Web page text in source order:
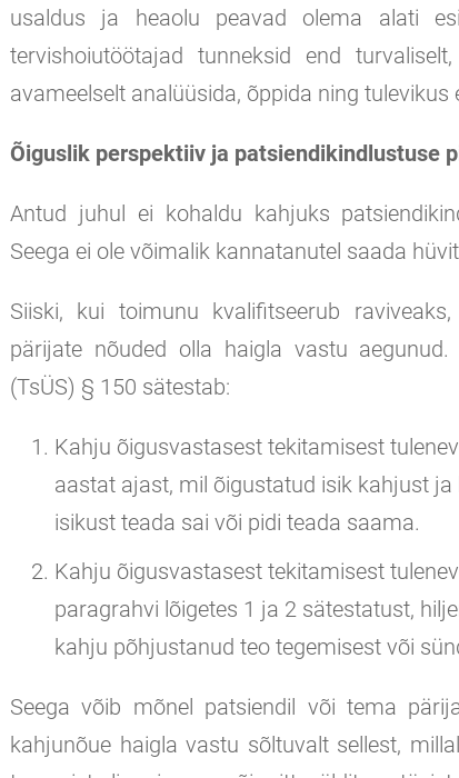
usaldus ja heaolu peavad olema alati
tervishoiutöötajad tunneksid end
avameelselt analüüsida, õppida ning tulevikus
Õiguslik perspektiiv ja patsiendikindlustuse
Antud juhul ei kohaldu kahjuks
Seega ei ole võimalik kannatanutel saada
Siiski, kui toimunu kvalifitseerub
pärijate nõuded olla haigla vastu aegunud.
(TsÜS) § 150 sätestab:
Kahju õigusvastasest tekitamisest
aastat ajast, mil õigustatud isik kahjust
isikust teada sai või pidi teada saama.
Kahju õigusvastasest tekitamisest
paragrahvi lõigetes 1 ja 2 sätestatust,
kahju põhjustanud teo tegemisest või
Seega võib mõnel patsiendil või tema
kahjunõue haigla vastu sõltuvalt sellest,